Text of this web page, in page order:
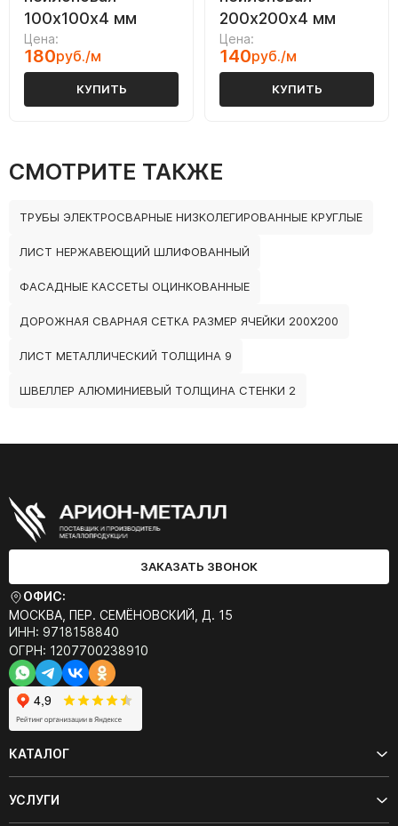
100х100х4 мм
Цена:
180руб./м
КУПИТЬ
200х200х4 мм
Цена:
140руб./м
КУПИТЬ
СМОТРИТЕ ТАКЖЕ
ТРУБЫ ЭЛЕКТРОСВАРНЫЕ НИЗКОЛЕГИРОВАННЫЕ КРУГЛЫЕ
ЛИСТ НЕРЖАВЕЮЩИЙ ШЛИФОВАННЫЙ
ФАСАДНЫЕ КАССЕТЫ ОЦИНКОВАННЫЕ
ДОРОЖНАЯ СВАРНАЯ СЕТКА РАЗМЕР ЯЧЕЙКИ 200Х200
ЛИСТ МЕТАЛЛИЧЕСКИЙ ТОЛЩИНА 9
ШВЕЛЛЕР АЛЮМИНИЕВЫЙ ТОЛЩИНА СТЕНКИ 2
ЗАКАЗАТЬ ЗВОНОК
ОФИС:
МОСКВА, ПЕР. СЕМЁНОВСКИЙ, Д. 15
ИНН: 9718158840
ОГРН: 1207700238910
КАТАЛОГ
УСЛУГИ